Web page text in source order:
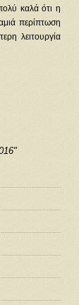
καλά ότι η
περίπτωση
λειτουργία